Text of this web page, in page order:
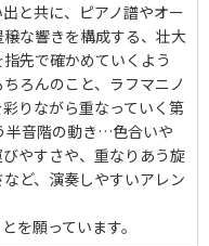
と共に、ピアノ譜やオー
な響きを構成する、壮大
先で確かめていくよう
ろんのこと、ラフマニノ
りながら重なっていく第
半音階の動き…色合いや
やすさや、重なりあう旋
ど、演奏しやすいアレン
を願っています。